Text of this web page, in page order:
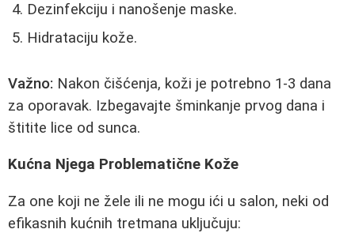
Dezinfekciju i nanošenje maske.
Hidrataciju kože.
Važno: Nakon čišćenja, koži je potrebno 1-3 dana
za oporavak. Izbegavajte šminkanje prvog dana i
štitite lice od sunca.
Kućna Njega Problematične Kože
Za one koji ne žele ili ne mogu ići u salon, neki od
efikasnih kućnih tretmana uključuju: